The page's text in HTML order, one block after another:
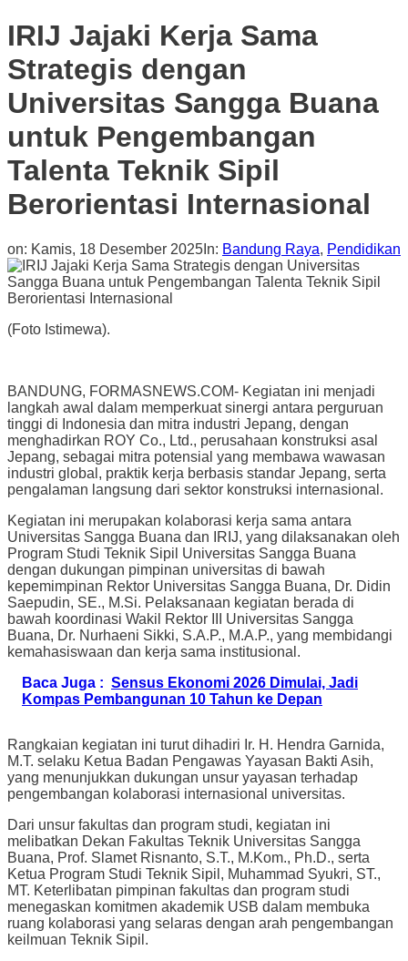
IRIJ Jajaki Kerja Sama
Strategis dengan
Universitas Sangga Buana
untuk Pengembangan
Talenta Teknik Sipil
Berorientasi Internasional
on: Kamis, 18 Desember 2025 In: Bandung Raya, Pendidikan
(Foto Istimewa).
BANDUNG, FORMASNEWS.COM- Kegiatan ini menjadi
langkah awal dalam memperkuat sinergi antara perguruan
tinggi di Indonesia dan mitra industri Jepang, dengan
menghadirkan ROY Co., Ltd., perusahaan konstruksi asal
Jepang, sebagai mitra potensial yang membawa wawasan
industri global, praktik kerja berbasis standar Jepang, serta
pengalaman langsung dari sektor konstruksi internasional.
Kegiatan ini merupakan kolaborasi kerja sama antara
Universitas Sangga Buana dan IRIJ, yang dilaksanakan oleh
Program Studi Teknik Sipil Universitas Sangga Buana
dengan dukungan pimpinan universitas di bawah
kepemimpinan Rektor Universitas Sangga Buana, Dr. Didin
Saepudin, SE., M.Si. Pelaksanaan kegiatan berada di
bawah koordinasi Wakil Rektor III Universitas Sangga
Buana, Dr. Nurhaeni Sikki, S.A.P., M.A.P., yang membidangi
kemahasiswaan dan kerja sama institusional.
Baca Juga : Sensus Ekonomi 2026 Dimulai, Jadi
Kompas Pembangunan 10 Tahun ke Depan
Rangkaian kegiatan ini turut dihadiri Ir. H. Hendra Garnida,
M.T. selaku Ketua Badan Pengawas Yayasan Bakti Asih,
yang menunjukkan dukungan unsur yayasan terhadap
pengembangan kolaborasi internasional universitas.
Dari unsur fakultas dan program studi, kegiatan ini
melibatkan Dekan Fakultas Teknik Universitas Sangga
Buana, Prof. Slamet Risnanto, S.T., M.Kom., Ph.D., serta
Ketua Program Studi Teknik Sipil, Muhammad Syukri, ST.,
MT. Keterlibatan pimpinan fakultas dan program studi
menegaskan komitmen akademik USB dalam membuka
ruang kolaborasi yang selaras dengan arah pengembangan
keilmuan Teknik Sipil.